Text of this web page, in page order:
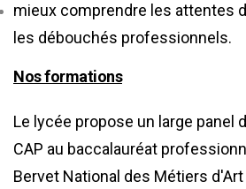
mieux comprendre les attentes
les débouchés professionnels.
Nos formations
Le lycée propose un large panel
CAP au baccalauréat
Bervet National des Métiers